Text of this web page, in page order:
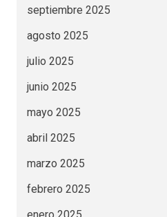
septiembre 2025
agosto 2025
julio 2025
junio 2025
mayo 2025
abril 2025
marzo 2025
febrero 2025
enero 2025